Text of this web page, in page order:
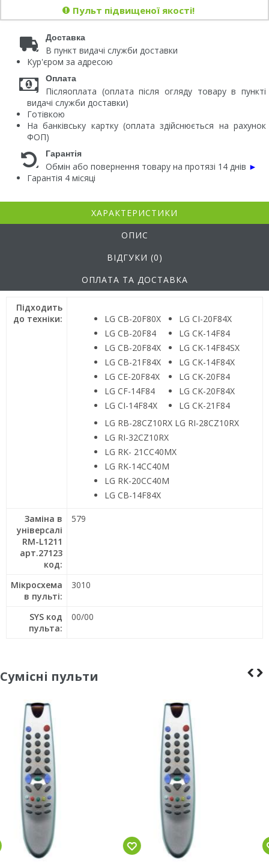
Пульт підвищеної якості!
Доставка
В пункт видачі служби доставки
Кур'єром за адресою
Оплата
Післяоплата (оплата після огляду товару в пункті
видачі служби доставки)
Готівкою
На банківську картку (оплата здійснюється на рахунок
ФОП)
Гарантія
Обмін або повернення товару на протязі 14 днів ►
Гарантія 4 місяці
ХАРАКТЕРИСТИКИ
ОПИС
ВІДГУКИ (0)
ОПЛАТА ТА ДОСТАВКА
Підходить
до техніки:
LG CB-20F80X
LG CB-20F84
LG CB-20F84X
LG CB-21F84X
LG CE-20F84X
LG CF-14F84
LG CI-14F84X
LG CI-20F84X
LG CK-14F84
LG CK-14F84SX
LG CK-14F84X
LG CK-20F84
LG CK-20F84X
LG CK-21F84
LG RB-28CZ10RX LG RI-28CZ10RX
LG RI-32CZ10RX
LG RK- 21CC40MX
LG RK-14CC40M
LG RK-20CC40M
LG CB-14F84X
Заміна в
універсалі
RM-L1211
арт.27123
код:
579
Мікросхема
в пульті:
3010
SYS код
пульта:
00/00
Сумісні пульти